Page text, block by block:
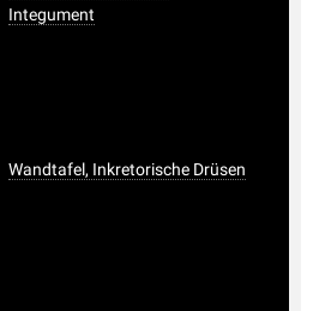
Integument
Wandtafel, Inkretorische Drüsen